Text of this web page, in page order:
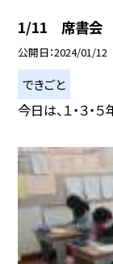
1/11 席書会
公開日 2024/01/12
できごと
今日は、１・３・